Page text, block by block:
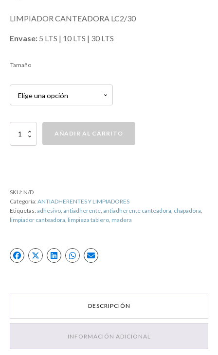
LIMPIADOR CANTEADORA LC2/30
Envase: 5 LTS | 10 LTS | 30 LTS
Tamaño
Agente
Limpiador
AÑADIR AL CARRITO
SKU: N/D
Categoría: ANTIADHERENTES Y LIMPIADORES
Etiquetas: adhesivo, antiadherente, antiadherente canteadora, chapadora,
limpiador canteadora, limpieza tablero, madera
DESCRIPCIÓN
INFORMACIÓN ADICIONAL